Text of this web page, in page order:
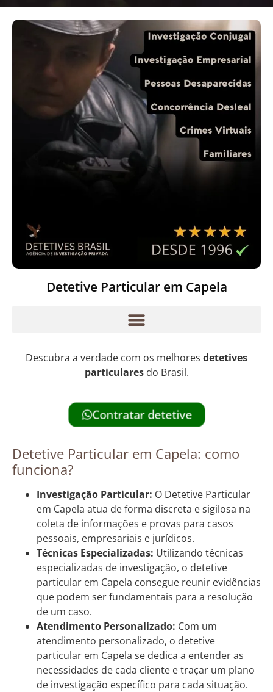
Detetive Particular em Capela
Descubra a verdade com os melhores detetives
particularesdo Brasil.
Contratar detetive
Detetive Particular em Capela: como
funciona?
Investigação Particular: O Detetive Particular
em Capela atua de forma discreta e sigilosa na
coleta de informações e provas para casos
pessoais, empresariais e jurídicos.
Técnicas Especializadas: Utilizando técnicas
especializadas de investigação, o detetive
particular em Capela consegue reunir evidências
que podem ser fundamentais para a resolução
de um caso.
Atendimento Personalizado: Com um
atendimento personalizado, o detetive
particular em Capela se dedica a entender as
necessidades de cada cliente e traçar um plano
de investigação específico para cada situação.